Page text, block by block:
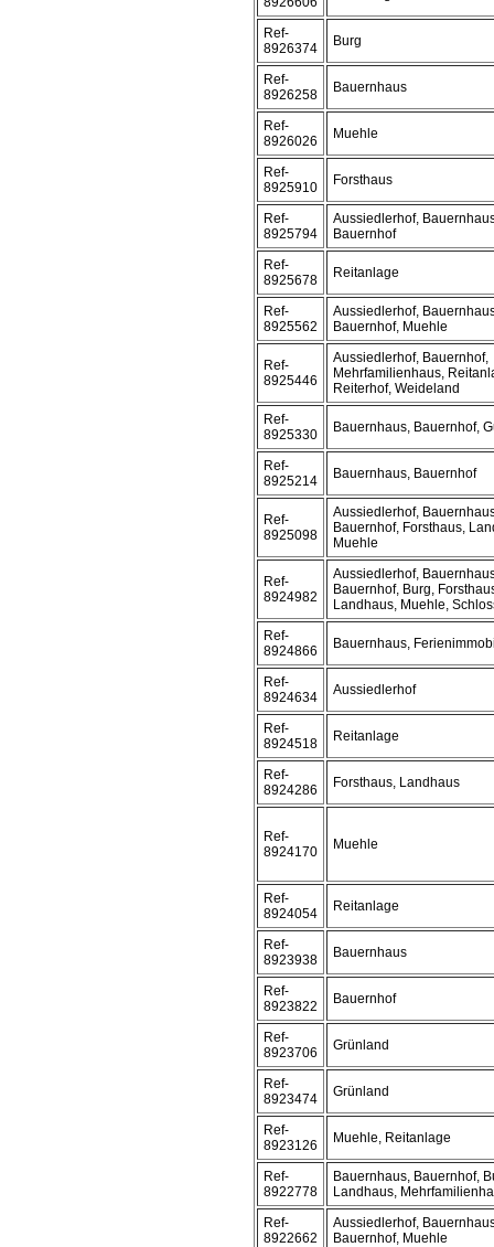
Ref-
8926374
Burg
Ref-
8926258
Bauernhaus
Ref-
8926026
Muehle
Ref-
8925910
Forsthaus
Ref-
8925794
Aussiedlerhof,
Bauernhof
Ref-
8925678
Reitanlage
Ref-
8925562
Aussiedlerhof,
Bauernhof, Muehle
Ref-
8925446
Aussiedlerhof, Bauernhof,
Mehrfamilienhaus,
Reiterhof, Weideland
Ref-
8925330
Bauernhaus, Bauernhof,
Ref-
8925214
Bauernhaus, Bauernhof
Ref-
8925098
Aussiedlerhof,
Bauernhof, Forsthaus,
Muehle
Ref-
8924982
Aussiedlerhof,
Bauernhof, Burg,
Landhaus, Muehle,
Ref-
8924866
Bauernhaus,
Ref-
8924634
Aussiedlerhof
Ref-
8924518
Reitanlage
Ref-
8924286
Forsthaus, Landhaus
Ref-
8924170
Muehle
Ref-
8924054
Reitanlage
Ref-
8923938
Bauernhaus
Ref-
8923822
Bauernhof
Ref-
8923706
Grünland
Ref-
8923474
Grünland
Ref-
8923126
Muehle, Reitanlage
Ref-
8922778
Bauernhaus, Bauernhof,
Landhaus,
Ref-
8922662
Aussiedlerhof,
Bauernhof, Muehle